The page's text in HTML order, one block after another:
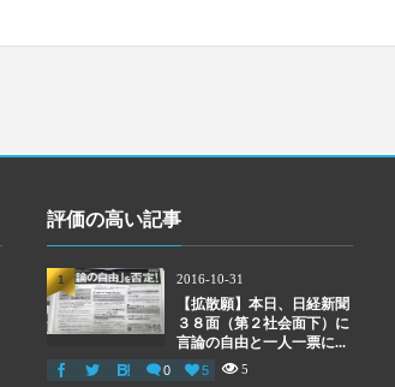
評価の高い記事
2016-10-31
【拡散願】本日、日経新聞
３８面（第２社会面下）に
言論の自由と一人一票に...
0 5 5
1